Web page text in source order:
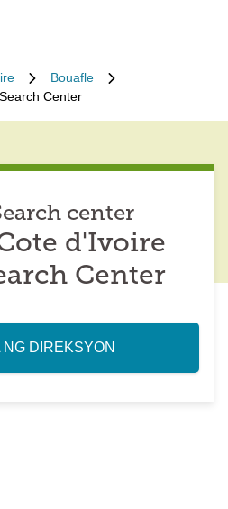
Bouafle
Center
center
d'Ivoire
Center
NG DIREKSYON